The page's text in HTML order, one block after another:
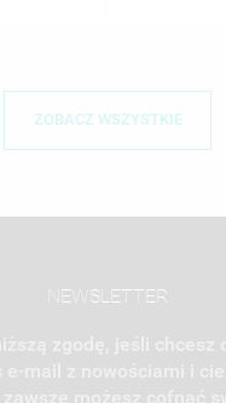
ZOBACZ WSZYSTKIE
NEWSLETTER